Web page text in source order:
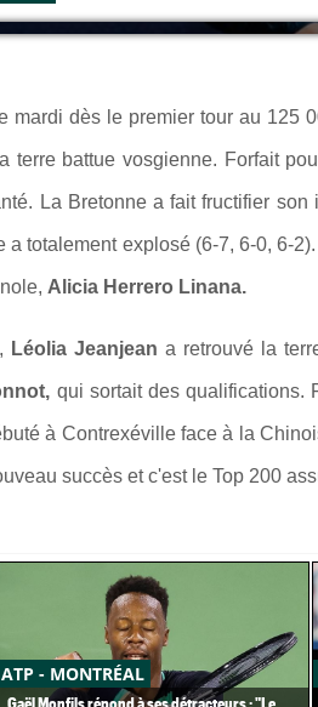
mardi dès le premier tour au 125
battue vosgienne. Forfait
La Bretonne a fait fructifier
a totalement explosé (6-7, 6-0, 6-
Alicia Herrero Linana.
Léolia Jeanjean a retrouvé la
qui sortait des qualifications.
à Contrexéville face à la
succès et c'est le Top 200
ATP - MONTRÉAL
Gaël Monfils répond à ses détracteurs : "Le